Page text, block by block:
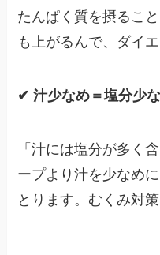
たんぱく質を摂るこ
も上がるんで、ダイ
✔汁少なめ＝塩分少な
「汁には塩分が多く
ープより汁を少なめ
とります。むくみ対